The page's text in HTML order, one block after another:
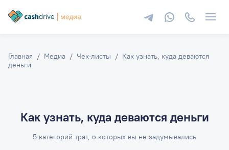
Главная Медиа Чек-листы
Как узнать, куда деваются
деньги
Как узнать, куда деваются деньги
5 категорий трат, о которых вы не задумывались